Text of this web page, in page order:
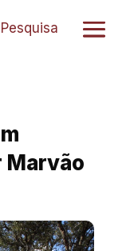
Pesquisa
Marvão